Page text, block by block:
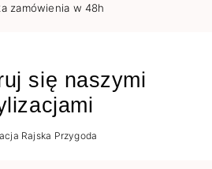
zamówienia w 48h
się naszymi
Rajska Przygoda